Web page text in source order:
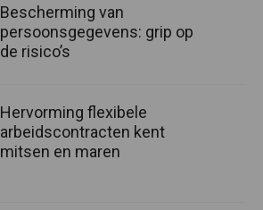
Bescherming van
persoonsgegevens: grip op
de risico’s
Hervorming flexibele
arbeidscontracten kent
mitsen en maren